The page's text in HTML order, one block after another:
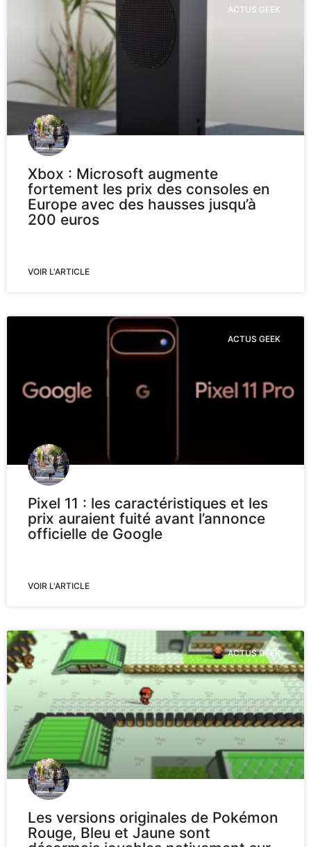
ACTUS GEEK
Xbox : Microsoft augmente
fortement les prix des consoles en
Europe avec des hausses jusqu’à
200 euros
VOIR L'ARTICLE
ACTUS GEEK
Pixel 11 : les caractéristiques et les
prix auraient fuité avant l’annonce
officielle de Google
VOIR L'ARTICLE
ACTUS GEEK
Les versions originales de Pokémon
Rouge, Bleu et Jaune sont